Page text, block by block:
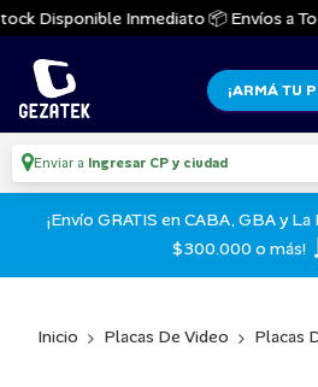
Disponible Inmediato 📦 Envíos a
¡ARMÁ TU
Enviar a Ingresar CP y ciudad
¡Envío GRATIS en CABA, GBA y
$300.000 o más!
Inicio Placas De Video Placas